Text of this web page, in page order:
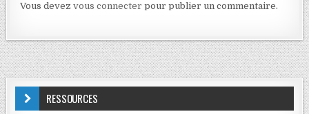
Vous devezvous connecter pour publier un commentaire.
RESSOURCES